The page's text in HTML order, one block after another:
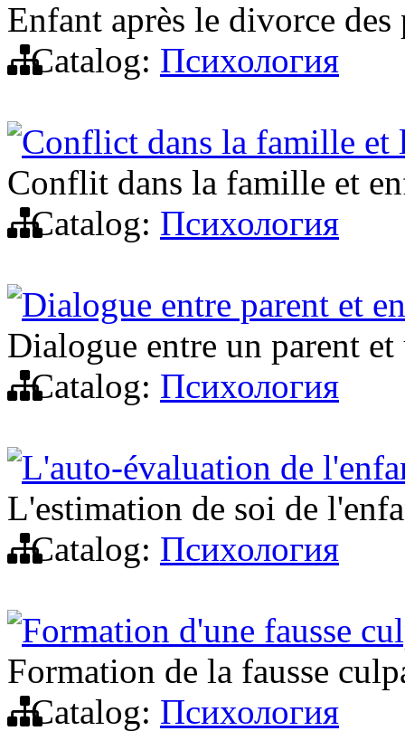
Enfant après le divorce des
Catalog: Психология
Conflict dans la famille et
Conflit dans la famille et
Catalog: Психология
Dialogue entre parent et
Dialogue entre un parent
Catalog: Психология
L'auto-évaluation de
L'estimation de soi de
Catalog: Психология
Formation d'une fausse
Formation de la fausse
Catalog: Психология